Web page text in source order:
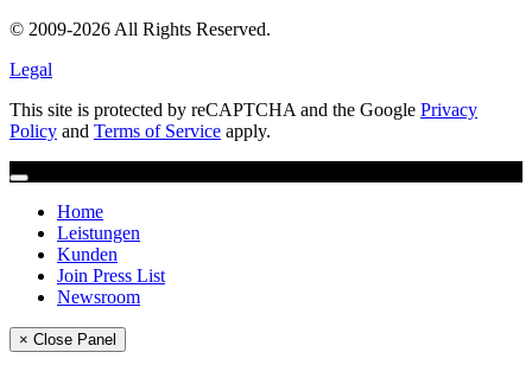
© 2009-2026 All Rights Reserved.
Legal
This site is protected by reCAPTCHA and the Google Privacy
Policy and Terms of Service apply.
Home
Leistungen
Kunden
Join Press List
Newsroom
× Close Panel